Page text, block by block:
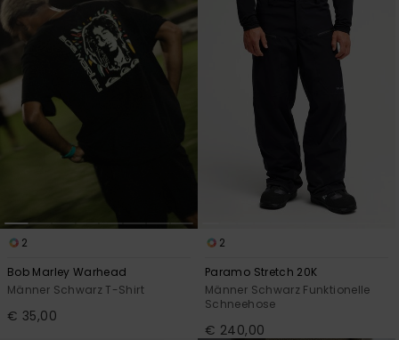
2
Bob Marley Warhead
Männer Schwarz T-Shirt
€ 35,00
2
Paramo Stretch 20K
Männer Schwarz Funktionelle
Schneehose
€ 240,00